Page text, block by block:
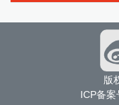
版
ICP备